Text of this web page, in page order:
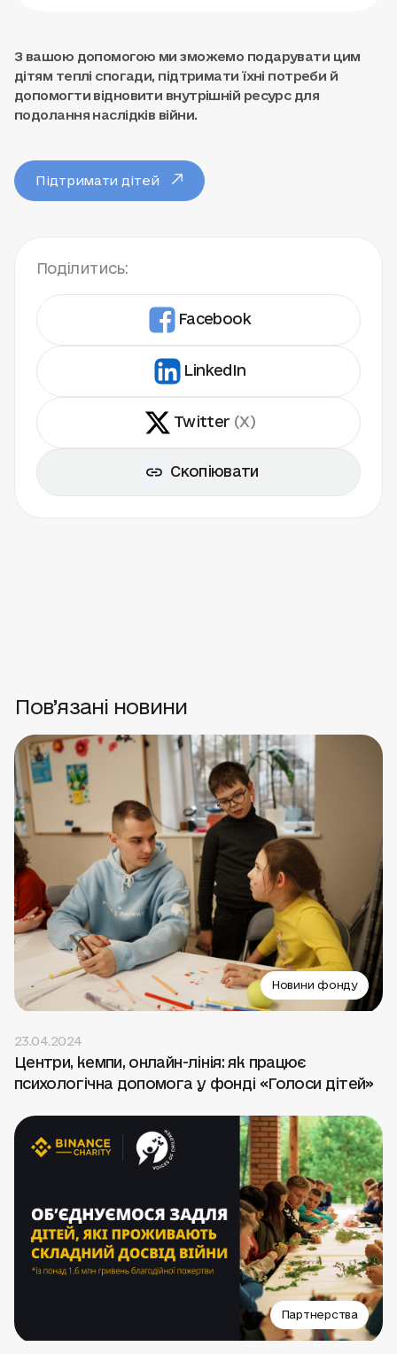
З вашою допомогою ми зможемо подарувати цим
дітям теплі спогади, підтримати їхні потреби й
допомогти відновити внутрішній ресурс для
подолання наслідків війни.
Підтримати дітей
Поділитись:
Facebook
LinkedIn
Twitter (X)
Скопіювати
Пов’язані новини
Новини фонду
23.04.2024
Центри, кемпи, онлайн-лінія: як працює
психологічна допомога у фонді «Голоси дітей»
Партнерства